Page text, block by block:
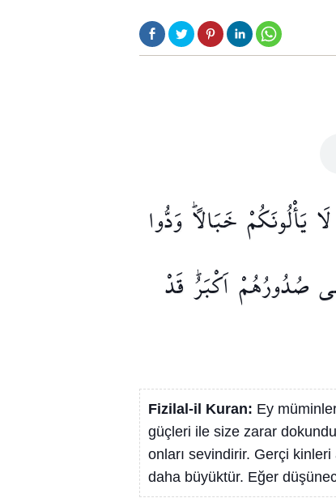
لَا يَأْلُونَكُمْ خَبَالًاۜوَدُّوا
صُدُورُهُمْاَكْبَرُۜ قَدْ
Fizilal-il Kuran: Ey
güçleri ile size zarar
onları sevindirir. Gerçi kinleri
daha büyüktür. Eğer